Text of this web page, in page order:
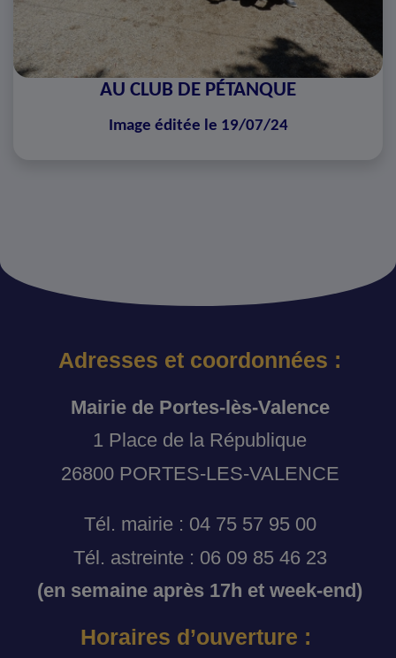
AU CLUB DE PÉTANQUE
Image éditée le 19/07/24
Adresses et coordonnées :
Mairie de Portes-lès-Valence
1 Place de la République
26800 PORTES-LES-VALENCE
Tél. mairie : 04 75 57 95 00
Tél. astreinte : 06 09 85 46 23
(en semaine après 17h et week-end)
Horaires d’ouverture :